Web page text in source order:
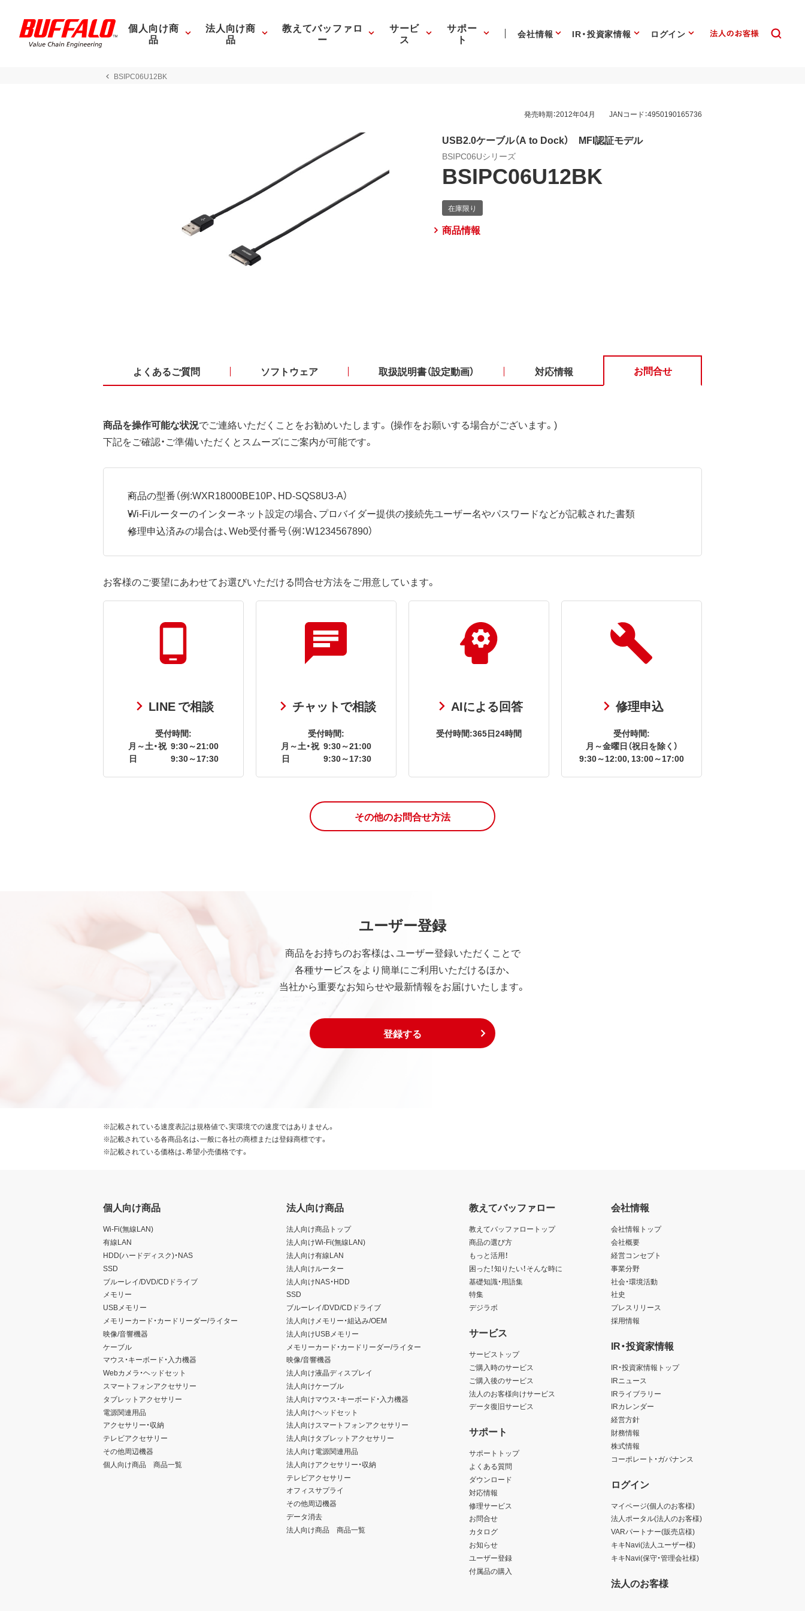
個人向け商
品
法人向け商
品
教えてバッファロ
ー
サービ
ス
サポー
ト 会社情報 IR・投資家情報 ログイン
BSIPC06U12BK
発売時期：2012年04月 JANコード：4950190165736
USB2.0ケーブル（A to Dock） MFI認証モデル
BSIPC06Uシリーズ
BSIPC06U12BK
商品情報
よくあるご質問 ソフトウェア 取扱説明書（設定動画） 対応情報 お問合せ
商品を操作可能な状況でご連絡いただくことをお勧めいたします。 (操作をお願いする場合がございます。)
下記をご確認・ご準備いただくとスムーズにご案内が可能です。
商品の型番（例:WXR18000BE10P、HD-SQS8U3-A）
Wi-Fiルーターのインターネット設定の場合、プロバイダー提供の接続先ユーザー名やパスワードなどが記載された書類
修理申込済みの場合は、Web受付番号（例：W1234567890）
お客様のご要望にあわせてお選びいただける問合せ方法をご用意しています。
LINE で相談
受付時間:
月～土・祝 9:30～21:00
日
9:30～17:30
チャットで相談
受付時間:
月～土・祝 9:30～21:00
日
9:30～17:30
AIによる回答
受付時間:365日24時間
修理申込
受付時間:
月～金曜日（祝日を除く）
9:30～12:00, 13:00～17:00
その他のお問合せ方法
ユーザー登録
商品をお持ちのお客様は、ユーザー登録いただくことで
各種サービスをより簡単にご利用いただけるほか、
当社から重要なお知らせや最新情報をお届けいたします。
登録する
※記載されている速度表記は規格値で、実環境での速度ではありません。
※記載されている各商品名は、一般に各社の商標または登録商標です。
※記載されている価格は、希望小売価格です。
個人向け商品
Wi-Fi(無線LAN)
有線LAN
HDD(ハードディスク)・NAS
SSD
ブルーレイ/DVD/CDドライブ
メモリー
USBメモリー
メモリーカード・カードリーダー/ライター
映像/音響機器
ケーブル
マウス・キーボード・入力機器
Webカメラ・ヘッドセット
スマートフォンアクセサリー
タブレットアクセサリー
電源関連用品
アクセサリー・収納
テレビアクセサリー
その他周辺機器
個人向け商品 商品一覧
法人向け商品
法人向け商品トップ
法人向けWi-Fi(無線LAN)
法人向け有線LAN
法人向けルーター
法人向けNAS・HDD
SSD
ブルーレイ/DVD/CDドライブ
法人向けメモリー・組込み/OEM
法人向けUSBメモリー
メモリーカード・カードリーダー/ライター
映像/音響機器
法人向け液晶ディスプレイ
法人向けケーブル
法人向けマウス・キーボード・入力機器
法人向けヘッドセット
法人向けスマートフォンアクセサリー
法人向けタブレットアクセサリー
法人向け電源関連用品
法人向けアクセサリー・収納
テレビアクセサリー
オフィスサプライ
その他周辺機器
データ消去
法人向け商品 商品一覧
教えてバッファロー
教えてバッファロートップ
商品の選び方
もっと活用！
困った！知りたい！そんな時に
基礎知識・用語集
特集
デジラボ
サービス
サービストップ
ご購入時のサービス
ご購入後のサービス
法人のお客様向けサービス
データ復旧サービス
サポート
サポートトップ
よくある質問
ダウンロード
対応情報
修理サービス
お問合せ
カタログ
お知らせ
ユーザー登録
付属品の購入
会社情報
会社情報トップ
会社概要
経営コンセプト
事業分野
社会・環境活動
社史
プレスリリース
採用情報
IR・投資家情報
IR・投資家情報トップ
IRニュース
IRライブラリー
IRカレンダー
経営方針
財務情報
株式情報
コーポレート・ガバナンス
ログイン
マイページ(個人のお客様)
法人ポータル(法人のお客様)
VARパートナー(販売店様)
キキNavi(法人ユーザー様)
キキNavi(保守・管理会社様)
法人のお客様